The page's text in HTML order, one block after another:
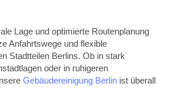
Lage und optimierte Routenplanung
Anfahrtswege und flexible
Stadtteilen Berlins. Ob in stark
oder in ruhigeren
Gebäudereinigung Berlin ist überall